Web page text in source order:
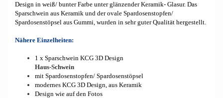
Design in weiß/ bunter Farbe unter glänzender Keramik- Glasur. Das
Sparschwein aus Keramik und der ovale Spardosenstopfen/
Spardosenstöpsel aus Gummi, wurden in sehr guter Qualität hergestellt.
Nähere Einzelheiten:
1 x Sparschwein KCG 3D Design
Haus-Schwein
mit Spardosenstopfen/ Spardosenstöpsel
modernes KCG 3D Design, aus Keramik
Design wie auf den Fotos